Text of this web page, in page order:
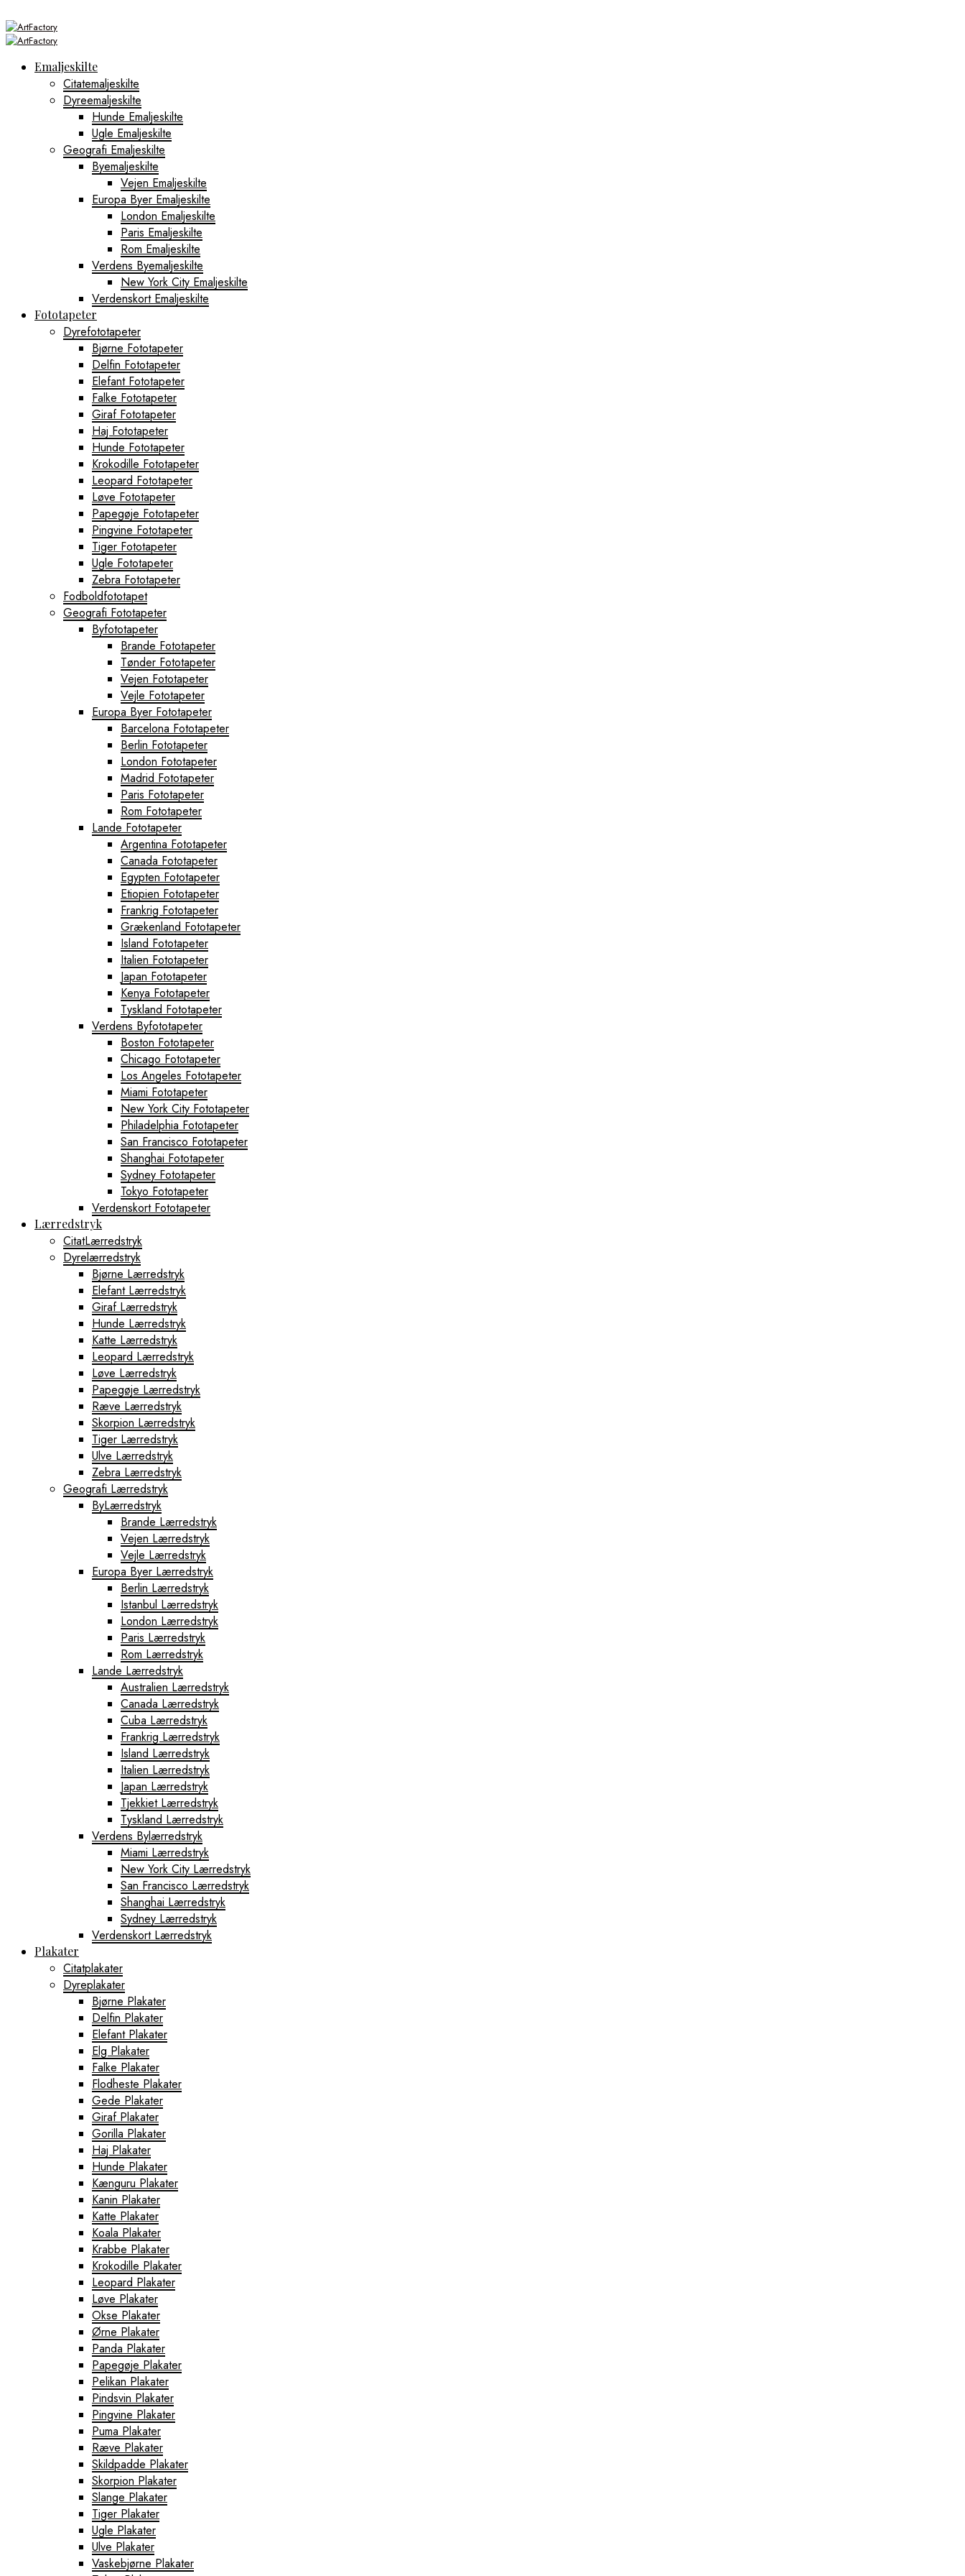
Emaljeskilte
Citatemaljeskilte
Dyreemaljeskilte
Hunde Emaljeskilte
Ugle Emaljeskilte
Geografi Emaljeskilte
Byemaljeskilte
Vejen Emaljeskilte
Europa Byer Emaljeskilte
London Emaljeskilte
Paris Emaljeskilte
Rom Emaljeskilte
Verdens Byemaljeskilte
New York City Emaljeskilte
Verdenskort Emaljeskilte
Fototapeter
Dyrefototapeter
Bjørne Fototapeter
Delfin Fototapeter
Elefant Fototapeter
Falke Fototapeter
Giraf Fototapeter
Haj Fototapeter
Hunde Fototapeter
Krokodille Fototapeter
Leopard Fototapeter
Løve Fototapeter
Papegøje Fototapeter
Pingvine Fototapeter
Tiger Fototapeter
Ugle Fototapeter
Zebra Fototapeter
Fodboldfototapet
Geografi Fototapeter
Byfototapeter
Brande Fototapeter
Tønder Fototapeter
Vejen Fototapeter
Vejle Fototapeter
Europa Byer Fototapeter
Barcelona Fototapeter
Berlin Fototapeter
London Fototapeter
Madrid Fototapeter
Paris Fototapeter
Rom Fototapeter
Lande Fototapeter
Argentina Fototapeter
Canada Fototapeter
Egypten Fototapeter
Etiopien Fototapeter
Frankrig Fototapeter
Grækenland Fototapeter
Island Fototapeter
Italien Fototapeter
Japan Fototapeter
Kenya Fototapeter
Tyskland Fototapeter
Verdens Byfototapeter
Boston Fototapeter
Chicago Fototapeter
Los Angeles Fototapeter
Miami Fototapeter
New York City Fototapeter
Philadelphia Fototapeter
San Francisco Fototapeter
Shanghai Fototapeter
Sydney Fototapeter
Tokyo Fototapeter
Verdenskort Fototapeter
Lærredstryk
CitatLærredstryk
Dyrelærredstryk
Bjørne Lærredstryk
Elefant Lærredstryk
Giraf Lærredstryk
Hunde Lærredstryk
Katte Lærredstryk
Leopard Lærredstryk
Løve Lærredstryk
Papegøje Lærredstryk
Ræve Lærredstryk
Skorpion Lærredstryk
Tiger Lærredstryk
Ulve Lærredstryk
Zebra Lærredstryk
Geografi Lærredstryk
ByLærredstryk
Brande Lærredstryk
Vejen Lærredstryk
Vejle Lærredstryk
Europa Byer Lærredstryk
Berlin Lærredstryk
Istanbul Lærredstryk
London Lærredstryk
Paris Lærredstryk
Rom Lærredstryk
Lande Lærredstryk
Australien Lærredstryk
Canada Lærredstryk
Cuba Lærredstryk
Frankrig Lærredstryk
Island Lærredstryk
Italien Lærredstryk
Japan Lærredstryk
Tjekkiet Lærredstryk
Tyskland Lærredstryk
Verdens Bylærredstryk
Miami Lærredstryk
New York City Lærredstryk
San Francisco Lærredstryk
Shanghai Lærredstryk
Sydney Lærredstryk
Verdenskort Lærredstryk
Plakater
Citatplakater
Dyreplakater
Bjørne Plakater
Delfin Plakater
Elefant Plakater
Elg Plakater
Falke Plakater
Flodheste Plakater
Gede Plakater
Giraf Plakater
Gorilla Plakater
Haj Plakater
Hunde Plakater
Kænguru Plakater
Kanin Plakater
Katte Plakater
Koala Plakater
Krabbe Plakater
Krokodille Plakater
Leopard Plakater
Løve Plakater
Okse Plakater
Ørne Plakater
Panda Plakater
Papegøje Plakater
Pelikan Plakater
Pindsvin Plakater
Pingvine Plakater
Puma Plakater
Ræve Plakater
Skildpadde Plakater
Skorpion Plakater
Slange Plakater
Tiger Plakater
Ugle Plakater
Ulve Plakater
Vaskebjørne Plakater